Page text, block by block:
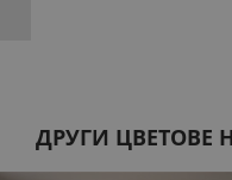
ДРУГИ ЦВЕТОВЕ